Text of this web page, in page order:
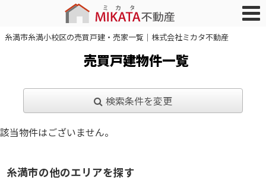
糸満市糸満小校区の売買戸建・売家一覧｜株式会社ミカタ不動産
売買戸建物件一覧
検索条件を変更
該当物件はございません。
糸満市の他のエリアを探す